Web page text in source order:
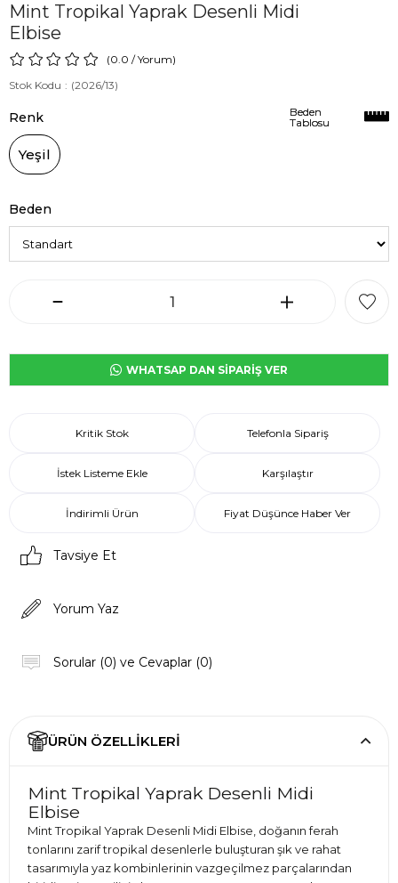
Mint Tropikal Yaprak Desenli Midi
Elbise
0.0 /Yorum)
Stok Kodu
(2026/13)
Renk
Yeşil
Beden
Beden
Tablosu
Beden
Tablosu
WHATSAP DAN SİPARİŞ VER
Kritik Stok Telefonla Sipariş
İstek Listeme Ekle Karşılaştır
İndirimli Ürün Fiyat Düşünce Haber Ver
Tavsiye Et
Yorum Yaz
Sorular (0) ve Cevaplar (0)
ÜRÜN ÖZELLIKLERI
Mint Tropikal Yaprak Desenli Midi
Elbise
Mint Tropikal Yaprak Desenli Midi Elbise, doğanın ferah
tonlarını zarif tropikal desenlerle buluşturan şık ve rahat
tasarımıyla yaz kombinlerinin vazgeçilmez parçalarından